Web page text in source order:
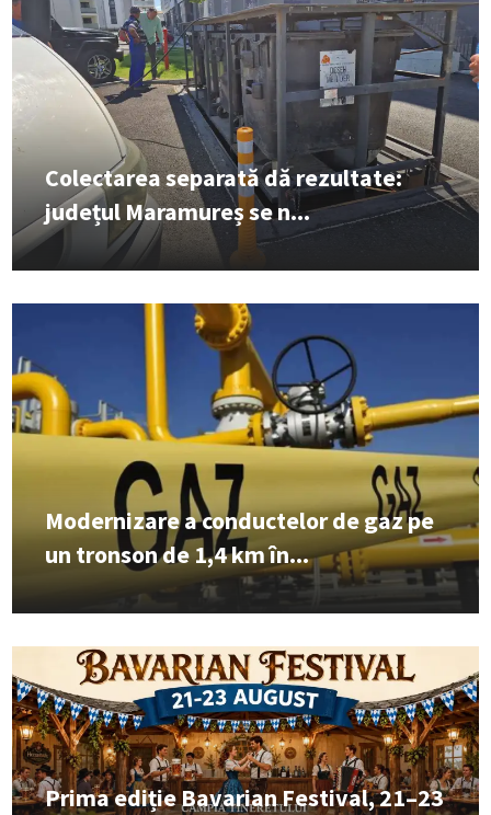
Colectarea separată dă rezultate:
județul Maramureș se n...
Modernizare a conductelor de gaz pe
un tronson de 1,4 km în...
Prima ediție Bavarian Festival, 21–23